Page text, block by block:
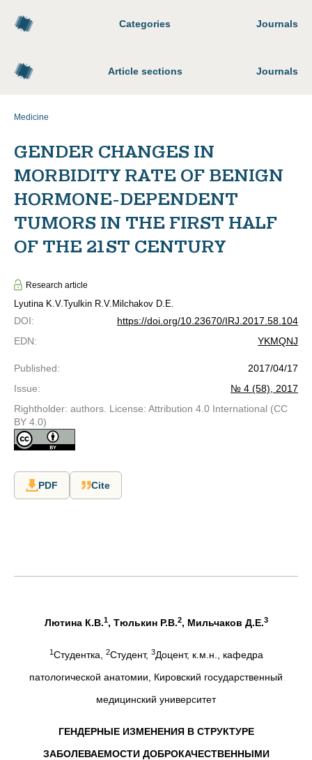
Categories Journals
Article sections Journals
Medicine
GENDER CHANGES IN
MORBIDITY RATE OF BENIGN
HORMONE-DEPENDENT
TUMORS IN THE FIRST HALF
OF THE 21ST CENTURY
Research article
Lyutina K.V.Tyulkin R.V. Milchakov D.E.
DOI:
https://doi.org/10.23670/IRJ.2017.58.104
EDN: YKMQNJ
Published:
2017/04/17
Issue:
№ 4 (58), 2017
Rightholder: authors. License: Attribution 4.0 International (CC
BY 4.0)
PDF Cite
Лютина К.В.1, Тюлькин Р.В.2, Мильчаков Д.Е.3
1Студентка, 2Студент, 3Доцент, к.м.н., кафедра
патологической анатомии, Кировский государственный
медицинский университет
ГЕНДЕРНЫЕ ИЗМЕНЕНИЯ В СТРУКТУРЕ
ЗАБОЛЕВАЕМОСТИ ДОБРОКАЧЕСТВЕННЫМИ